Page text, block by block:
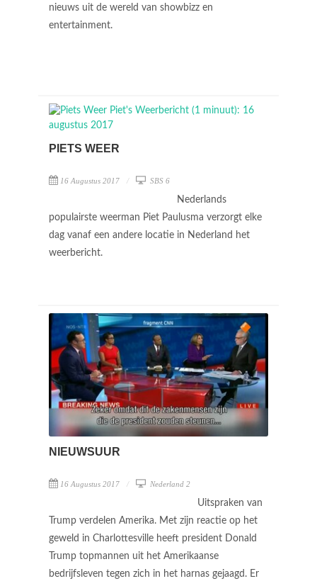
nieuws uit de wereld van showbizz en
entertainment.
PIETS WEER
16 Augustus 2017 SBS 6
Nederlands
populairste weerman Piet Paulusma verzorgt elke
dag vanaf een andere locatie in Nederland het
weerbericht.
NIEUWSUUR
16 Augustus 2017 Nederland 2
Uitspraken van
Trump verdelen Amerika. Met zijn reactie op het
geweld in Charlottesville heeft president Donald
Trump topmannen uit het Amerikaanse
bedrijfsleven tegen zich in het harnas gejaagd. Er